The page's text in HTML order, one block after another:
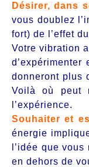
Désirer, dans
vous doublez
fort) de l’effet
Votre vibration
donneront plus
Voilà où peut
l’expérience.
Souhaiter et
énergie
l’idée que
en dehors de